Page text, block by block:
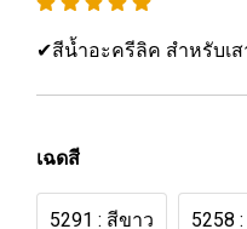
✔สีน้ำอะครีลิค สำหรับเ
เฉดสี
5291 : สีขาว 5258